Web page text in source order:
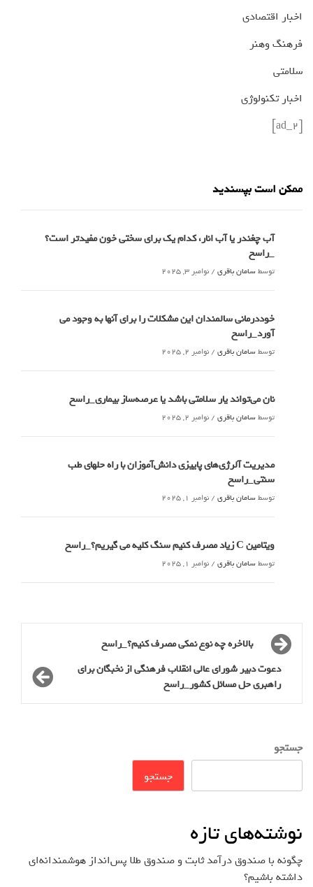
اخبار اقتصادی
فرهنگ وهنر
سلامتی
اخبار تکنولوژی
[ad_2]
ممکن است بپسندید
آب چغندر یا آب انار، کدام‌ یک برای سختی خون مفیدتر است؟
_راسخ
توسطسامان باقری / نوامبر 3, 2025
خوددرمانی سالمندان این مشکلات را برای آنها به وجود می
آورد_راسخ
توسطسامان باقری / نوامبر 2, 2025
نان می‌تواند یار سلامتی باشد یا عرصه‌ساز بیماری_راسخ
توسطسامان باقری / نوامبر 2, 2025
مدیریت آلرژی‌های پاییزی دانش‌آموزان با راه حلهای طب
سنتی_راسخ
توسطسامان باقری / نوامبر 1, 2025
ویتامین C زیاد مصرف کنیم سنگ کلیه می گیریم؟_راسخ
توسطسامان باقری / نوامبر 1, 2025
بالاخره چه نوع نمکی مصرف کنیم؟_راسخ
دعوت دبیر شورای عالی انقلاب فرهنگی از نخبگان برای
راهبری حل مسائل کشور_راسخ
جستجو
جستجو
نوشته‌های تازه
چگونه با صندوق درآمد ثابت و صندوق طلا پس‌انداز هوشمندانه‌ای
داشته باشیم؟